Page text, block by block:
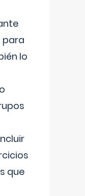
para
lo
que